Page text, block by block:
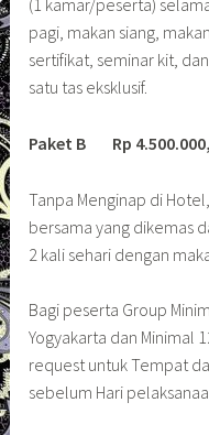
(1 kamar/peserta)
pagi, makan siang,
sertifikat, seminar kit,
satu tas eksklusif.
Paket B Rp
Tanpa Menginap di
bersama yang dikemas
2 kali sehari dengan
Bagi peserta Group
Yogyakarta dan Minimal
request untuk Tempat
sebelum Hari